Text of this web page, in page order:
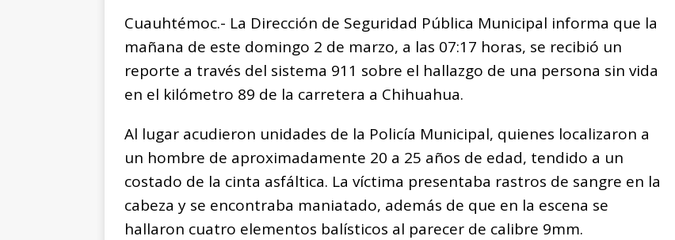
CUAUHTÉMOC
c
e
b
o
o
k
at
s
A
p
p
ss
e
n
g
e
r
ai
l
p
y
Li
n
k
m
p
ar
ti
r
Cuauhtémoc.- La Dirección de Seguridad Pública Municipal informa que la
mañana de este domingo 2 de marzo, a las 07:17 horas, se recibió un
reporte a través del sistema 911 sobre el hallazgo de una persona sin vida
en el kilómetro 89 de la carretera a Chihuahua.
Al lugar acudieron unidades de la Policía Municipal, quienes localizaron a
un hombre de aproximadamente 20 a 25 años de edad, tendido a un
costado de la cinta asfáltica. La víctima presentaba rastros de sangre en la
cabeza y se encontraba maniatado, además de que en la escena se
hallaron cuatro elementos balísticos al parecer de calibre 9mm.